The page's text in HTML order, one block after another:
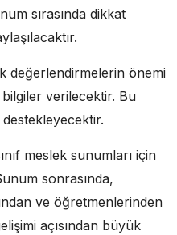
sırasında dikkat
değerlendirmelerin önemi
bilgiler verilecektir. Bu
meslek sunumları için
sonrasında,
ve öğretmenlerinden
açısından büyük